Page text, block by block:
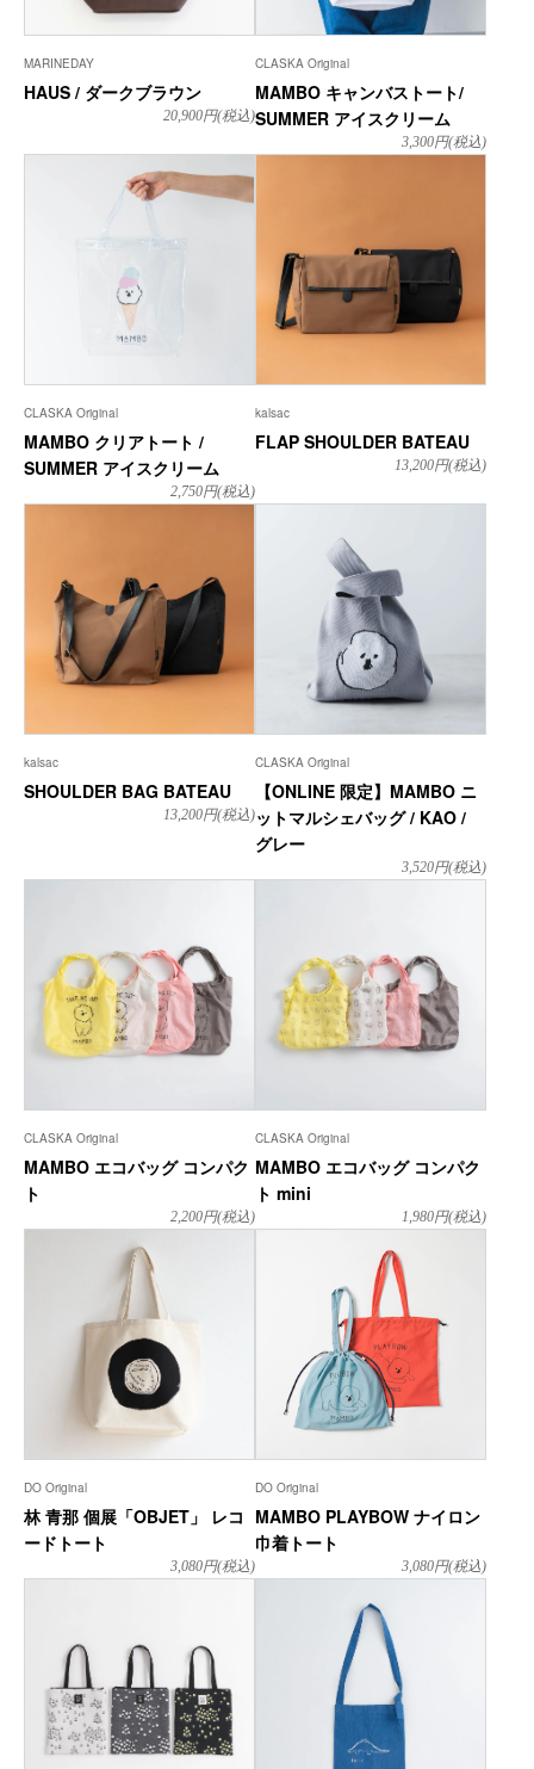
MARINEDAY
HAUS / ダークブラウン
20,900円(税込)
CLASKA Original
MAMBO キャンバストート/
SUMMER アイスクリーム
3,300円(税込)
CLASKA Original
MAMBO クリアトート /
SUMMER アイスクリーム
2,750円(税込)
kalsac
FLAP SHOULDER BATEAU
13,200円(税込)
kalsac
SHOULDER BAG BATEAU
13,200円(税込)
CLASKA Original
【ONLINE 限定】MAMBO ニ
ットマルシェバッグ / KAO /
グレー
3,520円(税込)
CLASKA Original
MAMBO エコバッグ コンパク
ト
2,200円(税込)
CLASKA Original
MAMBO エコバッグ コンパク
ト mini
1,980円(税込)
DO Original
林 青那 個展「OBJET」 レコ
ードトート
3,080円(税込)
DO Original
MAMBO PLAYBOW ナイロン
巾着トート
3,080円(税込)